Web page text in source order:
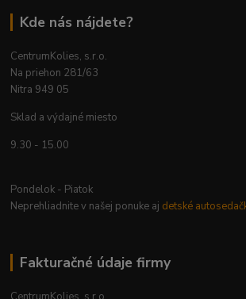
Kde nás nájdete?
CentrumKolies, s.r.o.
Na priehon 281/63
Nitra 949 05
Sklad a výdajné miesto
9.30 - 15.00
Pondelok - Piatok
Neprehliadnite v našej ponuke aj detské
Fakturačné údaje firmy